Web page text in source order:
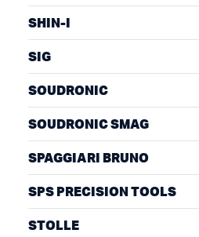
SHIN-I
SIG
SOUDRONIC
SOUDRONIC SMAG
SPAGGIARI BRUNO
SPS PRECISION TOOLS
STOLLE